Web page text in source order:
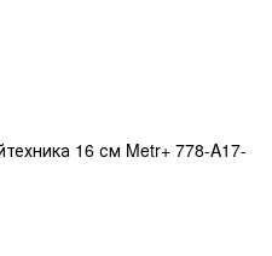
16 см Metr+ 778-A17-